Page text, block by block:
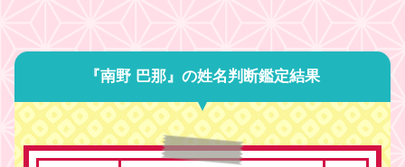
『南野 巴那』の姓名判断鑑定結果